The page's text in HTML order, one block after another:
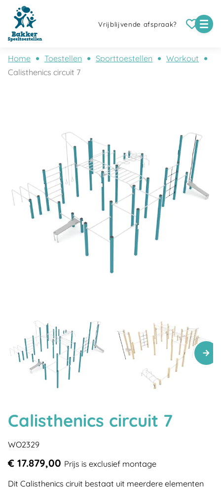
Vrijblijvende afspraak?
Home Toestellen Sporttoestellen
Workout
Calisthenics circuit 7
Calisthenics circuit 7
WO2329
€ 17.879,00 Prijs is exclusief montage
Dit Calisthenics ciruit bestaat uit meerdere elementen